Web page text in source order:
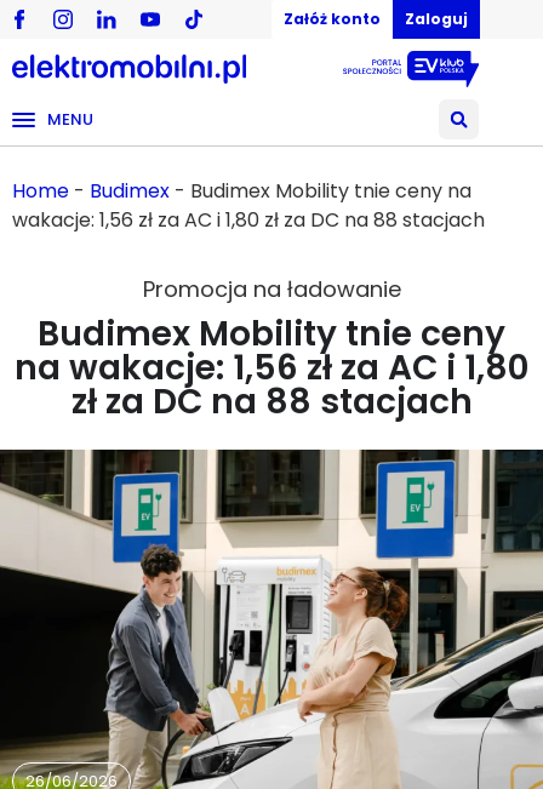
Załóż konto Zaloguj
MENU
Home - Budimex - Budimex Mobility tnie ceny na
wakacje: 1,56 zł za AC i 1,80 zł za DC na 88 stacjach
Promocja na ładowanie
Budimex Mobility tnie ceny
na wakacje: 1,56 zł za AC i 1,80
zł za DC na 88 stacjach
26/06/2026